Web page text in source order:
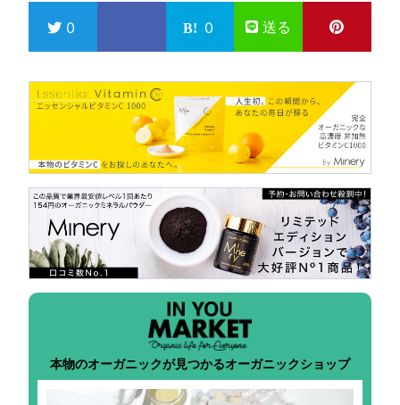
0 0 送る
本物のオーガニックが見つかるオーガニックショップ